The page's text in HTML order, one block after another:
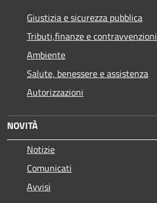
Giustizia e sicurezza pubblica
Tributi,finanze e contravvenzioni
Ambiente
Salute, benessere e assistenza
Autorizzazioni
NOVITÀ
Notizie
Comunicati
Avvisi